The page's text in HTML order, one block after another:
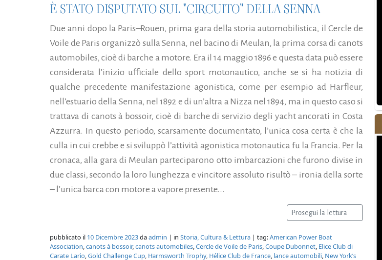
È STATO DISPUTATO SUL "CIRCUITO" DELLA SENNA
Due anni dopo la Paris–Rouen, prima gara della storia automobilistica, il Cercle de
Voile de Paris organizzò sulla Senna, nel bacino di Meulan, la prima corsa di canots
automobiles, cioè di barche a motore. Era il 14 maggio 1896 e questa data può essere
considerata l’inizio ufficiale dello sport motonautico, anche se si ha notizia di
qualche precedente manifestazione agonistica, come per esempio ad Harfleur,
nell’estuario della Senna, nel 1892 e di un’altra a Nizza nel 1894, ma in questo caso si
trattava di canots à bossoir, cioè di barche di servizio degli yacht ancorati in Costa
Azzurra. In questo periodo, scarsamente documentato, l’unica cosa certa è che la
culla in cui crebbe e si sviluppò l’attività agonistica motonautica fu la Francia. Per la
cronaca, alla gara di Meulan parteciparono otto imbarcazioni che furono divise in
due classi, secondo la loro lunghezza e vincitore assoluto risultò – ironia della sorte
– l’unica barca con motore a vapore presente...
Prosegui la lettura
pubblicato il 10 Dicembre 2023daadmin | in Storia, Cultura & Lettura | tag:American Power Boat
Association,canots à bossoir,canots automobiles,Cercle de Voile de Paris,Coupe Dubonnet, Elice Club di
Carate Lario,Gold Challenge Cup, Harmsworth Trophy, Hélice Club de France, lance automobili, New York’s